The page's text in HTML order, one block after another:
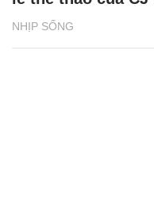
NHỊP SỐNG